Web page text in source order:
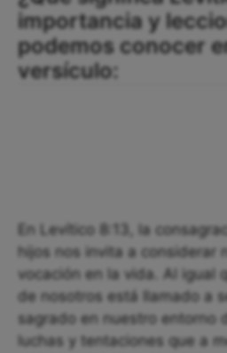
importancia y
podemos conocer
versículo:
En Levítico 8:13, la
hijos nos invita a considerar
vocación en la vida. Al igual
de nosotros está llamado a
sagrado en nuestro entorno
luchas y tentaciones que a